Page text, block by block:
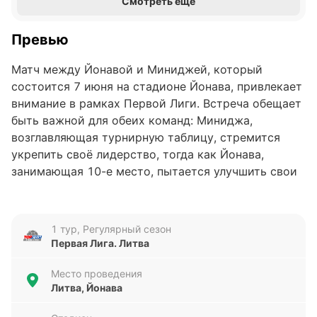
Превью
Матч между Йонавой и Миниджей, который
состоится 7 июня на стадионе Йонава, привлекает
внимание в рамках Первой Лиги. Встреча обещает
быть важной для обеих команд: Миниджа,
возглавляющая турнирную таблицу, стремится
укрепить своё лидерство, тогда как Йонава,
занимающая 10-е место, пытается улучшить свои
Последние пять матчей Йонавы показывают
одну победу, при этом потерпела четыре
1 тур, Регулярный сезон
Первая Лига. Литва
Место проведения
Литва, Йонава